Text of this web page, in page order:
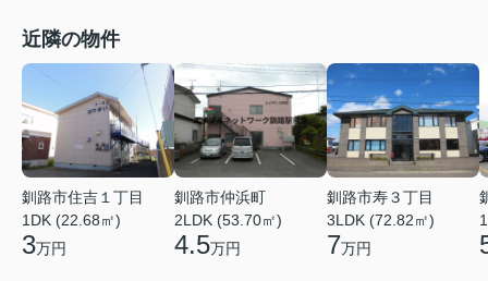
近隣の物件
釧路市住吉１丁目
1DK (22.68㎡)
3万円
釧路市仲浜町
2LDK (53.70㎡)
4.5万円
釧路市寿３丁目
3LDK (72.82㎡)
7万円